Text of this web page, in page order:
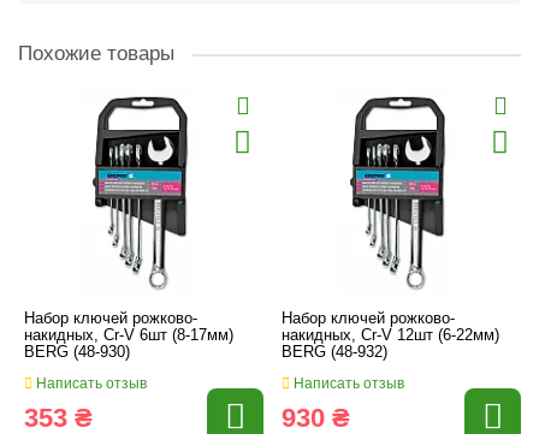
Похожие товары
Набор ключей рожково-
накидных, Cr-V 6шт (8-17мм)
BERG (48-930)
Написать отзыв
353 ₴
Набор ключей рожково-
накидных, Cr-V 12шт (6-22мм)
BERG (48-932)
Написать отзыв
930 ₴